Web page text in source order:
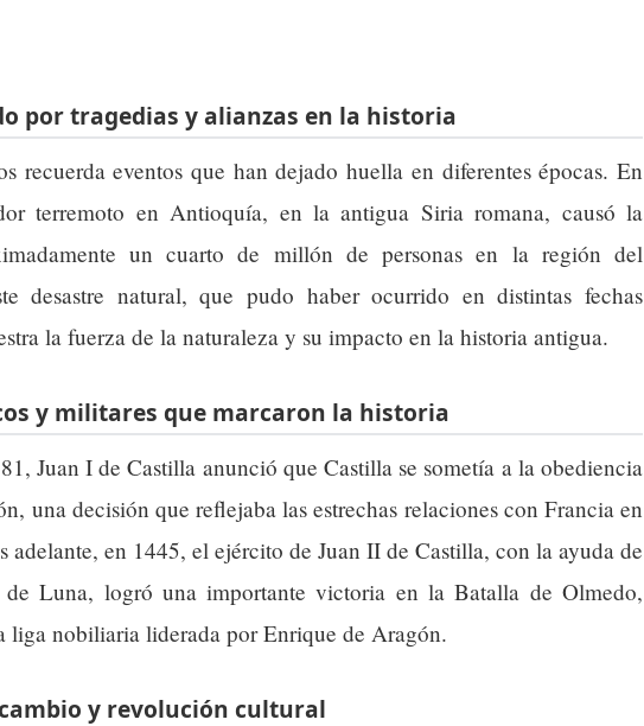
por tragedias y alianzas en la historia
recuerda eventos que han dejado huella en diferentes épocas. En
terremoto en Antioquía, en la antigua Siria romana, causó la
un cuarto de millón de personas en la región del
desastre natural, que pudo haber ocurrido en distintas fechas
la fuerza de la naturaleza y su impacto en la historia antigua.
y militares que marcaron la historia
Juan I de Castilla anunció que Castilla se sometía a la obediencia
una decisión que reflejaba las estrechas relaciones con Francia en
adelante, en 1445, el ejército de Juan II de Castilla, con la ayuda de
Luna, logró una importante victoria en la Batalla de Olmedo,
liga nobiliaria liderada por Enrique de Aragón.
y revolución cultural